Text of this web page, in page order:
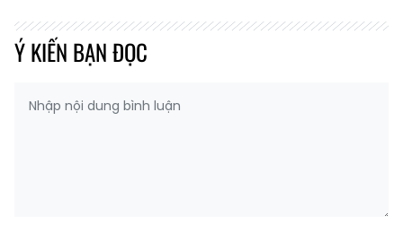
Ý KIẾN BẠN ĐỌC